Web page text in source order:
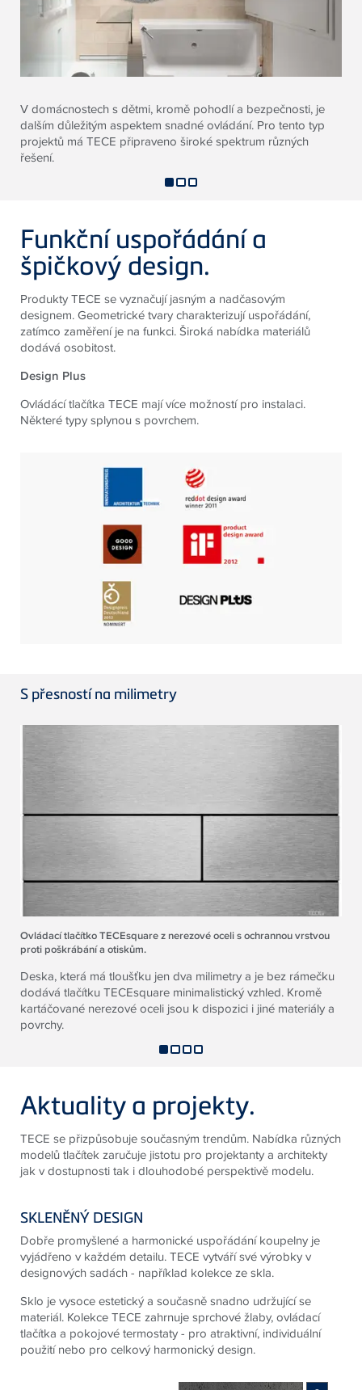
V domácnostech s dětmi, kromě pohodlí a bezpečnosti, je
dalším důležitým aspektem snadné ovládání. Pro tento typ
projektů má TECE připraveno široké spektrum různých
řešení.
Funkční uspořádání a
špičkový design.
Produkty TECE se vyznačují jasným a nadčasovým
designem. Geometrické tvary charakterizují uspořádání,
zatímco zaměření je na funkci. Široká nabídka materiálů
dodává osobitost.
Design Plus
Ovládácí tlačítka TECE mají více možností pro instalaci.
Některé typy splynou s povrchem.
S přesností na milimetry
Ovládací tlačítko TECEsquare z nerezové oceli s ochrannou vrstvou
proti poškrábání a otiskům.
Deska, která má tloušťku jen dva milimetry a je bez rámečku
dodává tlačítku TECEsquare minimalistický vzhled. Kromě
kartáčované nerezové oceli jsou k dispozici i jiné materiály a
povrchy.
Aktuality a projekty.
TECE se přizpůsobuje současným trendům. Nabídka různých
modelů tlačítek zaručuje jistotu pro projektanty a architekty
jak v dostupnosti tak i dlouhodobé perspektivě modelu.
SKLENĚNÝ DESIGN
Dobře promyšlené a harmonické uspořádání koupelny je
vyjádřeno v každém detailu. TECE vytváří své výrobky v
designových sadách - například kolekce ze skla.
Sklo je vysoce estetický a současně snadno udržující se
materiál. Kolekce TECE zahrnuje sprchové žlaby, ovládací
tlačítka a pokojové termostaty - pro atraktivní, individuální
použití nebo pro celkový harmonický design.